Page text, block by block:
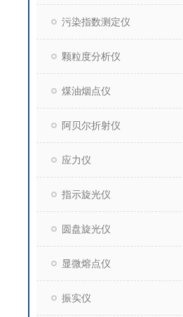
污染指数测定仪
颗粒度分析仪
煤油烟点仪
阿贝尔折射仪
应力仪
指示旋光仪
圆盘旋光仪
显微熔点仪
振实仪